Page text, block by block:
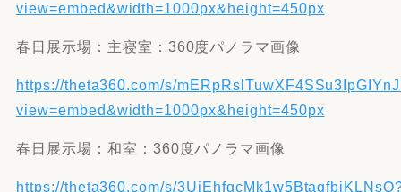
view=embed&width=1000px&height=450px
春日展示場：主寝室：360度パノラマ画像
https://theta360.com/s/
view=embed&width=1000px&height=450px
春日展示場：和室：360度パノラマ画像
https://theta360.com/s/